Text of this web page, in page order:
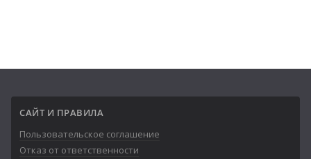
САЙТ И ПРАВИЛА
Пользовательское соглашение
Отказ от ответственности